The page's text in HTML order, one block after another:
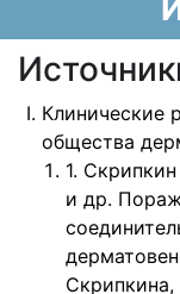
Клинические
общества
1.
и др.